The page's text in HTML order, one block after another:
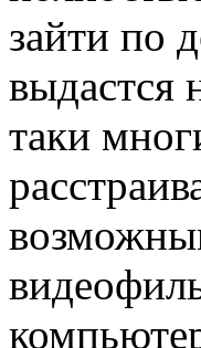
зайти по
выдастся
таки